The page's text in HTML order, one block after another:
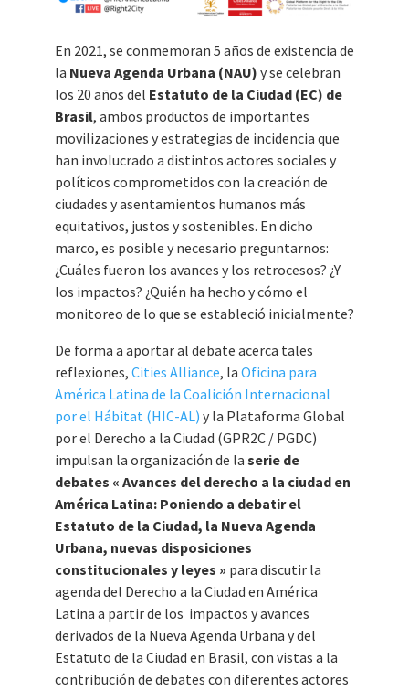
En 2021, se conmemoran 5 años de existencia de
la Nueva Agenda Urbana (NAU) y se celebran
los 20 años del Estatuto de la Ciudad (EC) de
Brasil, ambos productos de importantes
movilizaciones y estrategias de incidencia que
han involucrado a distintos actores sociales y
políticos comprometidos con la creación de
ciudades y asentamientos humanos más
equitativos, justos y sostenibles. En dicho
marco, es posible y necesario preguntarnos:
¿Cuáles fueron los avances y los retrocesos? ¿Y
los impactos? ¿Quién ha hecho y cómo el
monitoreo de lo que se estableció inicialmente?
De forma a aportar al debate acerca tales
reflexiones, Cities Alliance, la Oficina para
América Latina de la Coalición Internacional
por el Hábitat (HIC-AL) y la Plataforma Global
por el Derecho a la Ciudad (GPR2C / PGDC)
impulsan la organización de la serie de
debates « Avances del derecho a la ciudad en
América Latina: Poniendo a debatir el
Estatuto de la Ciudad, la Nueva Agenda
Urbana, nuevas disposiciones
constitucionales y leyes » para discutir la
agenda del Derecho a la Ciudad en América
Latina a partir de los impactos y avances
derivados de la Nueva Agenda Urbana y del
Estatuto de la Ciudad en Brasil, con vistas a la
contribución de debates con diferentes actores